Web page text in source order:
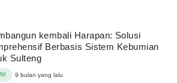
kembali Harapan: Solusi
Berbasis Sistem Kebumian
Sulteng
9 bulan yang lalu